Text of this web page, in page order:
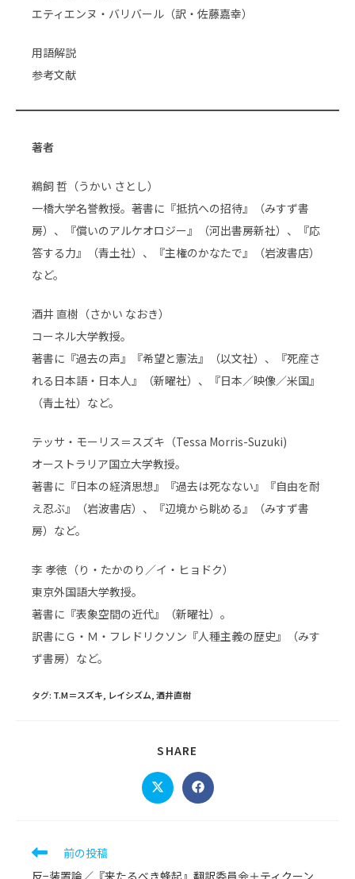
エティエンヌ・バリバール（訳・佐藤嘉幸）
用語解説
参考文献
著者
鵜飼 哲（うかい さとし）
一橋大学名誉教授。著書に『抵抗への招待』（みすず書
房）、『償いのアルケオロジー』（河出書房新社）、『応
答する力』（青土社）、『主権のかなたで』（岩波書店）
など。
酒井 直樹（さかい なおき）
コーネル大学教授。
著書に『過去の声』『希望と憲法』（以文社）、『死産さ
れる日本語・日本人』（新曜社）、『日本／映像／米国』
（青土社）など。
テッサ・モーリス＝スズキ（Tessa Morris-Suzuki)
オーストラリア国立大学教授。
著書に『日本の経済思想』『過去は死なない』『自由を耐
え忍ぶ』（岩波書店）、『辺境から眺める』（みすず書
房）など。
李 孝徳（り・たかのり／イ・ヒョドク）
東京外国語大学教授。
著書に『表象空間の近代』（新曜社）。
訳書にＧ・Ｍ・フレドリクソン『人種主義の歴史』（みす
ず書房）など。
タグ: T.M＝スズキ レイシズム 酒井直樹
SHARE
CONTENT
Opens
in
Opens
in
そ
前の投稿
反−装置論／『来たるべき蜂起』翻訳委員会＋ティクーン